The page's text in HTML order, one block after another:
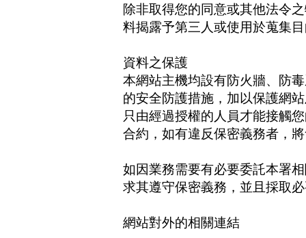
除非取得您的同意或其他法令
料揭露予第三人或使用於蒐集
資料之保護
本網站主機均設有防火牆、防
的安全防護措施，加以保護網
只由經過授權的人員才能接觸
合約，如有違反保密義務者，
如因業務需要有必要委託本署
求其遵守保密義務，並且採取
網站對外的相關連結